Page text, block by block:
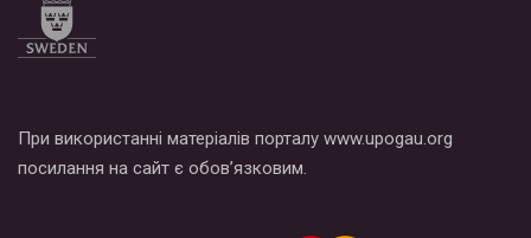
При використанні матеріалів порталу www.upogau.org
посилання на сайт є обов’язковим.